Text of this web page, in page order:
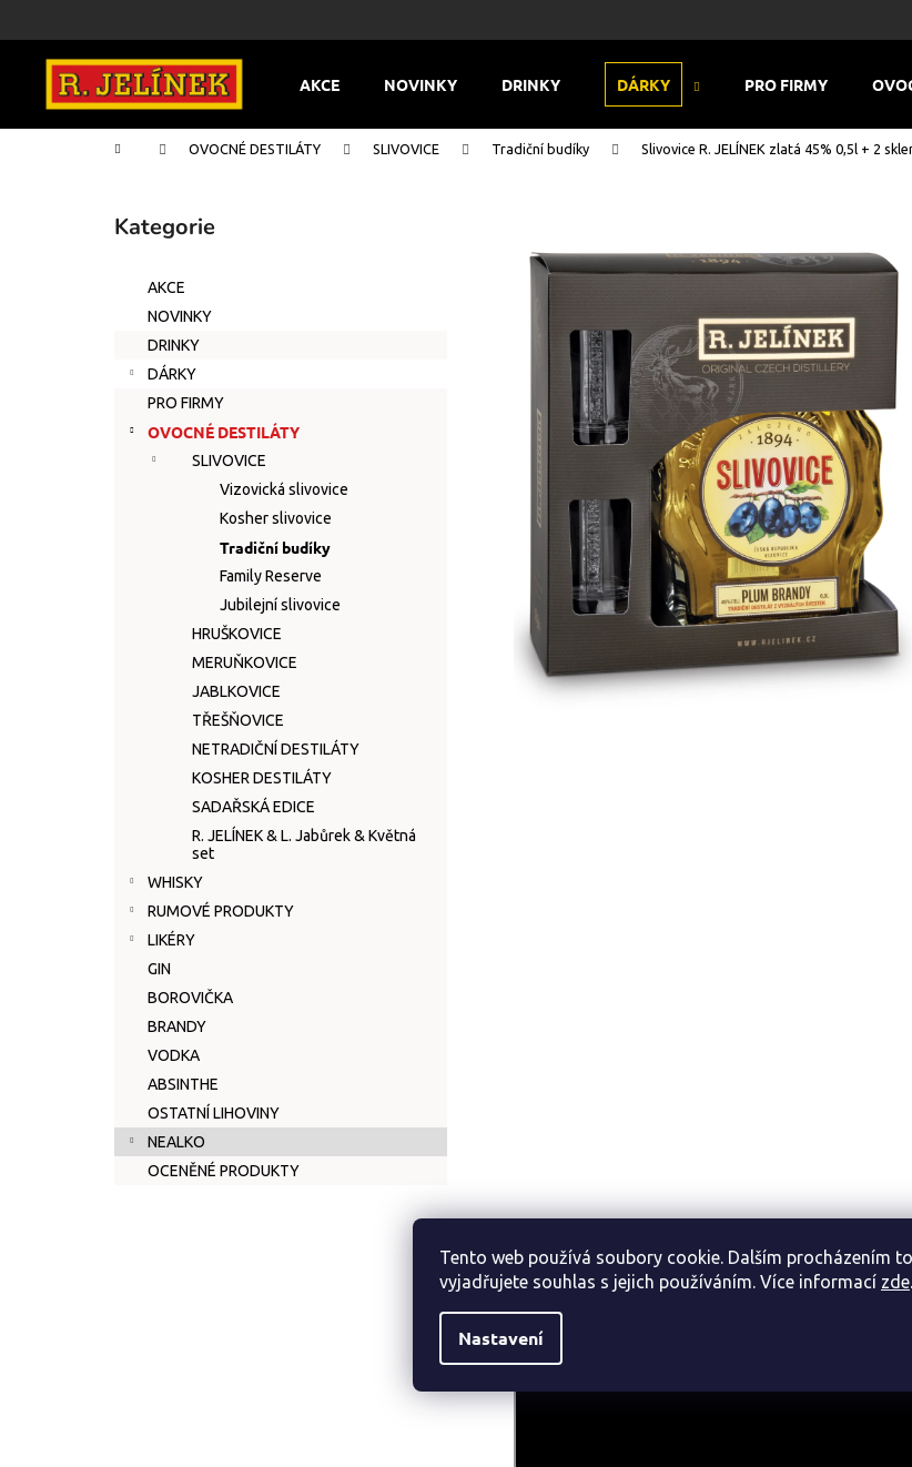
Tento web používá soubory cookie. Dalším procházením
vyjadřujete souhlas s jejich používáním. Více informací zde
Nastavení
AKCE NOVINKY DRINKY DÁRKY PRO FIRMY
Domů OVOCNÉ DESTILÁTY SLIVOVICE Tradiční budíky Slivovice R. JELÍNEK zlatá 45% 0,5l + 2
Přeskočit
Kategorie
AKCE
NOVINKY
DRINKY
DÁRKY
PRO FIRMY
OVOCNÉ DESTILÁTY
SLIVOVICE
Vizovická slivovice
Kosher slivovice
Tradiční budíky
Family Reserve
Jubilejní slivovice
HRUŠKOVICE
MERUŇKOVICE
JABLKOVICE
TŘEŠŇOVICE
NETRADIČNÍ DESTILÁTY
KOSHER DESTILÁTY
SADAŘSKÁ EDICE
R. JELÍNEK & L. Jabůrek & Květná
set
WHISKY
RUMOVÉ PRODUKTY
LIKÉRY
GIN
BOROVIČKA
BRANDY
VODKA
ABSINTHE
OSTATNÍ LIHOVINY
NEALKO
OCENĚNÉ PRODUKTY
o
k
Zpět
do
Zpět
do
Co potřebujete najít?